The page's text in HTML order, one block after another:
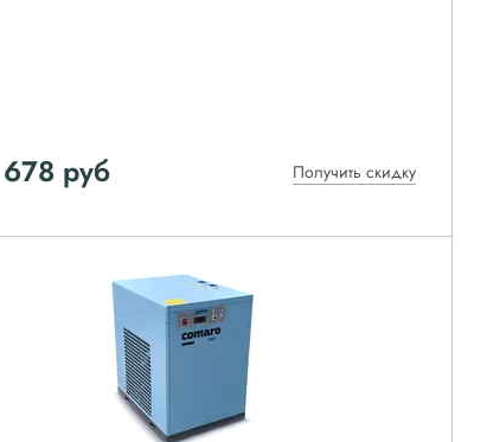
руб Получить скидку